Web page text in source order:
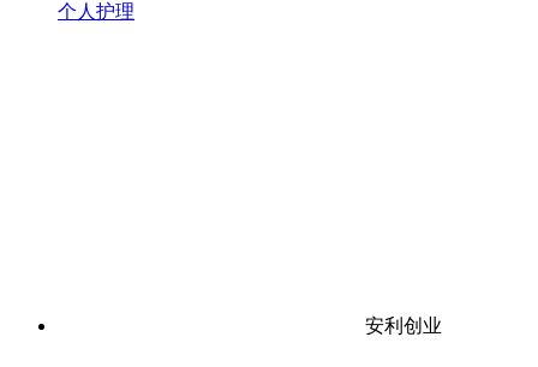
个人护理
安利创业